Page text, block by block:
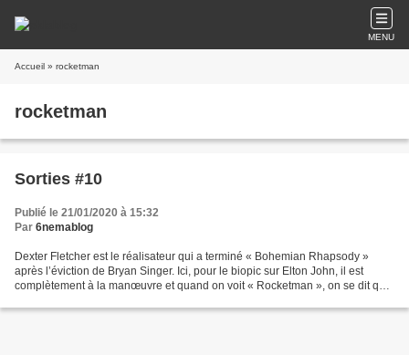
MENU
Accueil » rocketman
rocketman
Sorties #10
Publié le 21/01/2020 à 15:32
Par 6nemablog
Dexter Fletcher est le réalisateur qui a terminé « Bohemian Rhapsody »
après l’éviction de Bryan Singer. Ici, pour le biopic sur Elton John, il est
complètement à la manœuvre et quand on voit « Rocketman », on se dit que